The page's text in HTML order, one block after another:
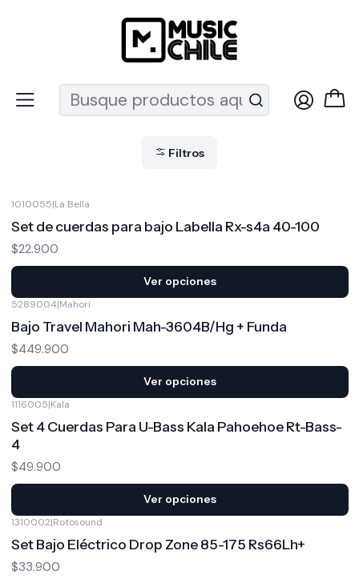
Recuerda que ahora nos puedes encontrar en el MUT
Instrumentos de Cuerda
Bajos
Filtros
1010055|La Bella
Set de cuerdas para bajo Labella Rx-s4a 40-100
$22.900
Ver opciones
5289004|Mahori
Bajo Travel Mahori Mah-3604B/Hg + Funda
$449.900
Ver opciones
1116005|Kala
Set 4 Cuerdas Para U-Bass Kala Pahoehoe Rt-Bass-
4
$49.900
Ver opciones
1310002|Rotosound
Set Bajo Eléctrico Drop Zone 85-175 Rs66Lh+
$33.900